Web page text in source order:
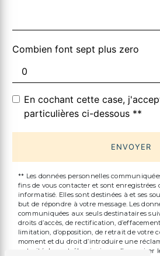
Combien font sept plus zero
En cochant cette case,
particulières ci-dessous **
ENVOYER
** Les données personnelles
fins de vous contacter et sont
informatisé. Elles sont destinées à et ses
but de répondre à votre message. Les
communiquées aux seuls destinataires
droits d’accès, de rectification,
limitation, d’opposition, de retrait de votre
moment et du droit d’introduire une
autorité de contrôle, ainsi que d’organiser